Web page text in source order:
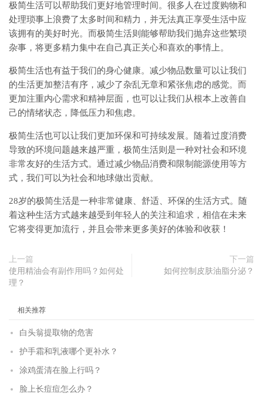
极简生活可以帮助我们更好地管理时间。很多人在过度购物和
处理琐事上浪费了太多时间和精力，并无法真正享受生活中应
该拥有的美好时光。而极简生活则能够帮助我们抛弃这些繁琐
杂事，将更多精力集中在自己真正关心和喜欢的事情上。
极简生活也有益于我们的身心健康。减少物品数量可以让我们
的生活更加整洁有序，减少了杂乱无章和紧张焦虑的感觉。而
更加注重内心需求和精神层面，也可以让我们从根本上改善自
己的情绪状态，降低压力和焦虑。
极简生活也可以让我们更加环保和可持续发展。随着过度消费
导致的环境问题越来越严重，极简生活则是一种对社会和环境
非常友好的生活方式。通过减少物品消费和限制能源使用等方
式，我们可以为社会和地球做出贡献。
28岁的极简生活是一种非常健康、舒适、环保的生活方式。随
着这种生活方式越来越受到年轻人的关注和追求，相信在未来
它将变得更加流行，并且会带来更多美好的体验和收获！
上一篇
使用精油会有副作用吗？如何处
理？
下一篇
如何控制皮肤油脂分泌？
相关推荐
白头翁提取物的危害
护手霜和乳液哪个更补水？
涂鸡蛋清在脸上行吗？
脸上长痘痘怎么办？